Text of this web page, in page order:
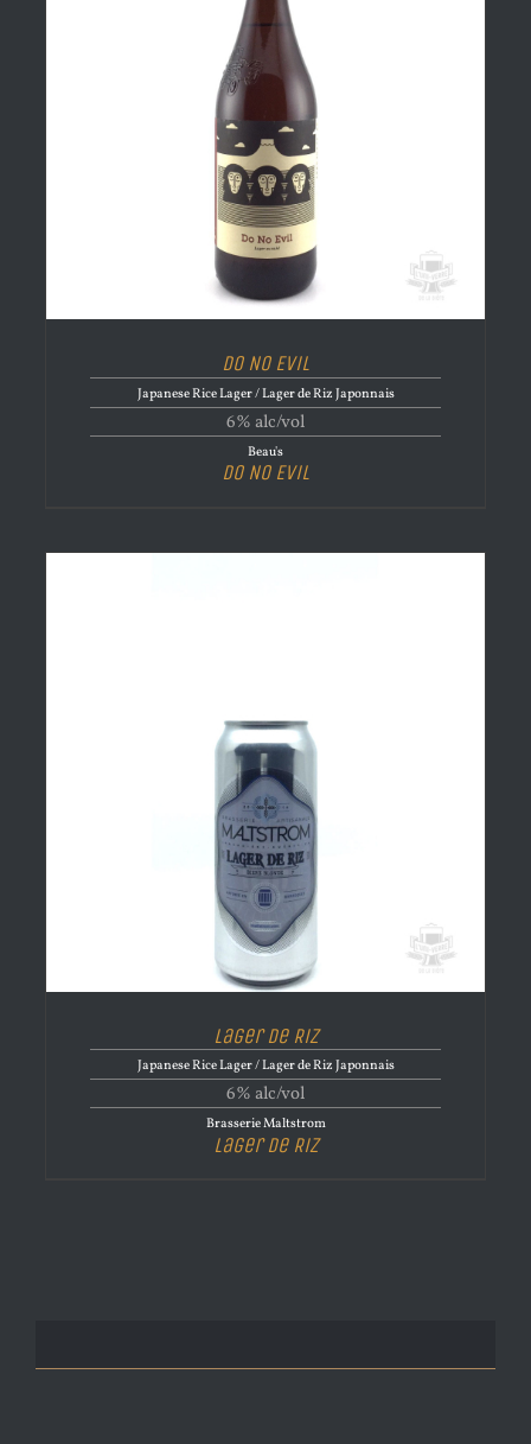
Do No Evil
Japanese Rice Lager / Lager de Riz Japonnais
6% alc/vol
Beau's
Do No Evil
Lager de Riz
Japanese Rice Lager / Lager de Riz Japonnais
6% alc/vol
Brasserie Maltstrom
Lager de Riz